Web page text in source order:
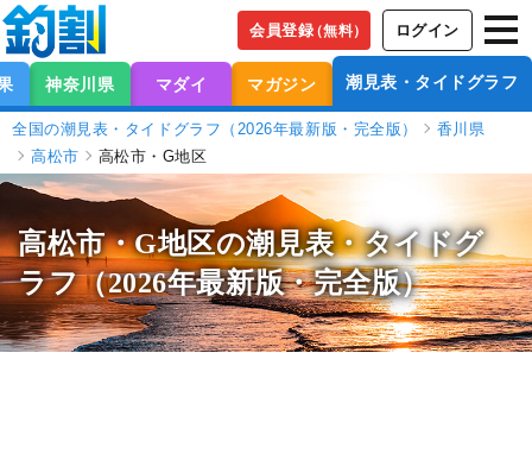
会員登録（無料） ログイン
神奈川県 マダイ マガジン 潮見表・タイドグラフ
全国の潮見表・タイドグラフ（2026年最新版・完全版）
香川県
高松市
高松市・G地区
高松市・G地区の潮見表・タイドグ
ラフ（2026年最新版・完全版）